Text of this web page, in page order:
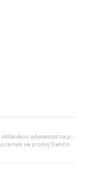
Pozemek pro občanskou vybavenost na prodej Trenčín
na prodej Trenčín